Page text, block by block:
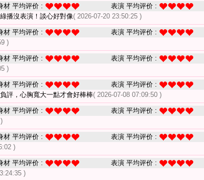
材 平均评价 : 表演 平均评价 :
播沒表演！談心好對像( 2026-07-20 23:50:25 )
材 平均评价 : 表演 平均评价 :
)
材 平均评价 : 表演 平均评价 :
)
材 平均评价 : 表演 平均评价 :
評，心胸寬大一點才會好棒棒( 2026-07-08 07:09:50 )
材 平均评价 : 表演 平均评价 :
材 平均评价 : 表演 平均评价 :
)
材 平均评价 : 表演 平均评价 :
)